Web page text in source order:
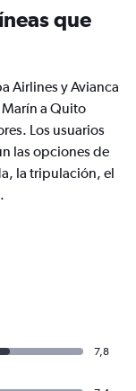
que
Airlines y Avianca
a Quito
Los usuarios
las opciones de
la tripulación, el
7,8